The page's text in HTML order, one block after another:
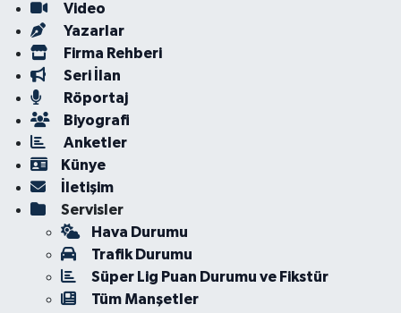
Video
Yazarlar
Firma Rehberi
Seri İlan
Röportaj
Biyografi
Anketler
Künye
İletişim
Servisler
Hava Durumu
Trafik Durumu
Süper Lig Puan Durumu ve Fikstür
Tüm Manşetler